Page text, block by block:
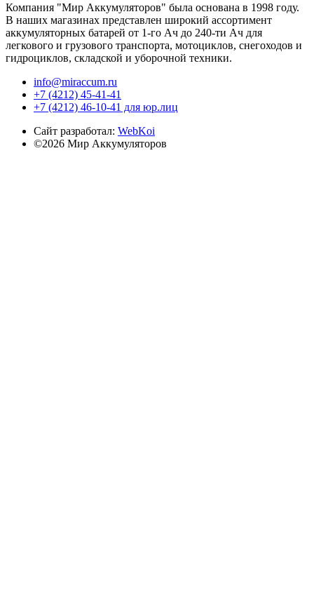
Компания "Мир Аккумуляторов" была основана в 1998 году.
В наших магазинах представлен широкий ассортимент
аккумуляторных батарей от 1-го Ач до 240-ти Ач для
легкового и грузового транспорта, мотоциклов, снегоходов и
гидроциклов, складской и уборочной техники.
info@miraccum.ru
+7 (4212) 45-41-41
+7 (4212) 46-10-41 для юр.лиц
Сайт разработал: WebKoi
©2026 Мир Аккумуляторов